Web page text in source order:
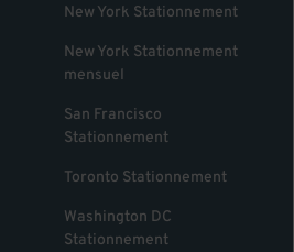
New York Stationnement
New York Stationnement
mensuel
San Francisco
Stationnement
Toronto Stationnement
Washington DC
Stationnement